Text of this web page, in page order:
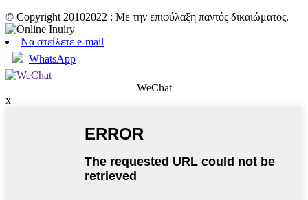
© Copyright 20102022 : Με την επιφύλαξη παντός δικαιώματος.
Να στείλετε e-mail
WhatsApp
WeChat
x